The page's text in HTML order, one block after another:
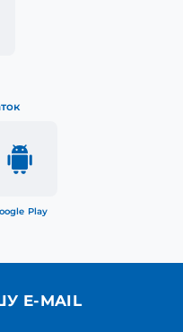
Play
E-MAIL